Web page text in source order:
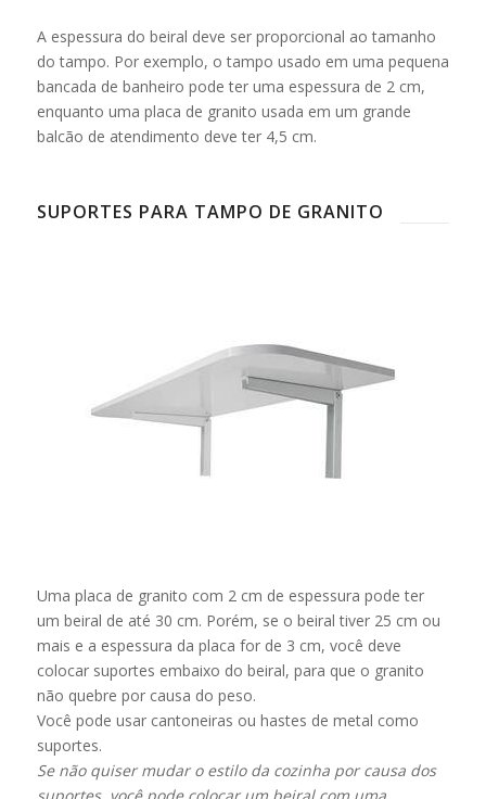
A espessura do beiral deve ser proporcional ao tamanho
do tampo. Por exemplo, o tampo usado em uma pequena
bancada de banheiro pode ter uma espessura de 2 cm,
enquanto uma placa de granito usada em um grande
balcão de atendimento deve ter 4,5 cm.
SUPORTES PARA TAMPO DE GRANITO
Uma placa de granito com 2 cm de espessura pode ter
um beiral de até 30 cm. Porém, se o beiral tiver 25 cm ou
mais e a espessura da placa for de 3 cm, você deve
colocar suportes embaixo do beiral, para que o granito
não quebre por causa do peso.
Você pode usar cantoneiras ou hastes de metal como
suportes.
Se não quiser mudar o estilo da cozinha por causa dos